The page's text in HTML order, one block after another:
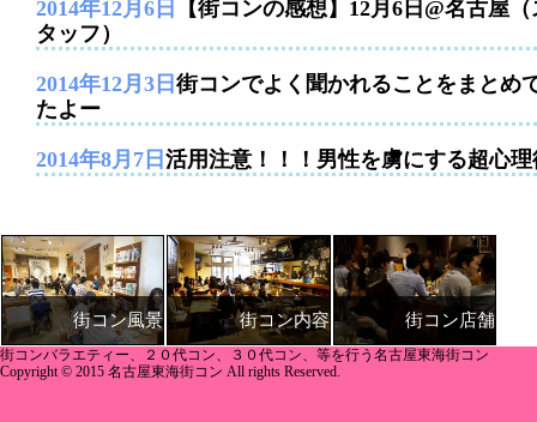
2014年12月6日
【街コンの感想】12月6日@名古屋（
タッフ）
2014年12月3日 街コンでよく聞かれることをまとめ
たよー
2014年8月7日 活用注意！！！男性を虜にする超心理
街コン風景 街コン内容 街コン店舗
街コンバラエティー、２０代コン、３０代コン、等を行う名古屋東海街コン
Copyright © 2015 名古屋東海街コン All rights Reserved.